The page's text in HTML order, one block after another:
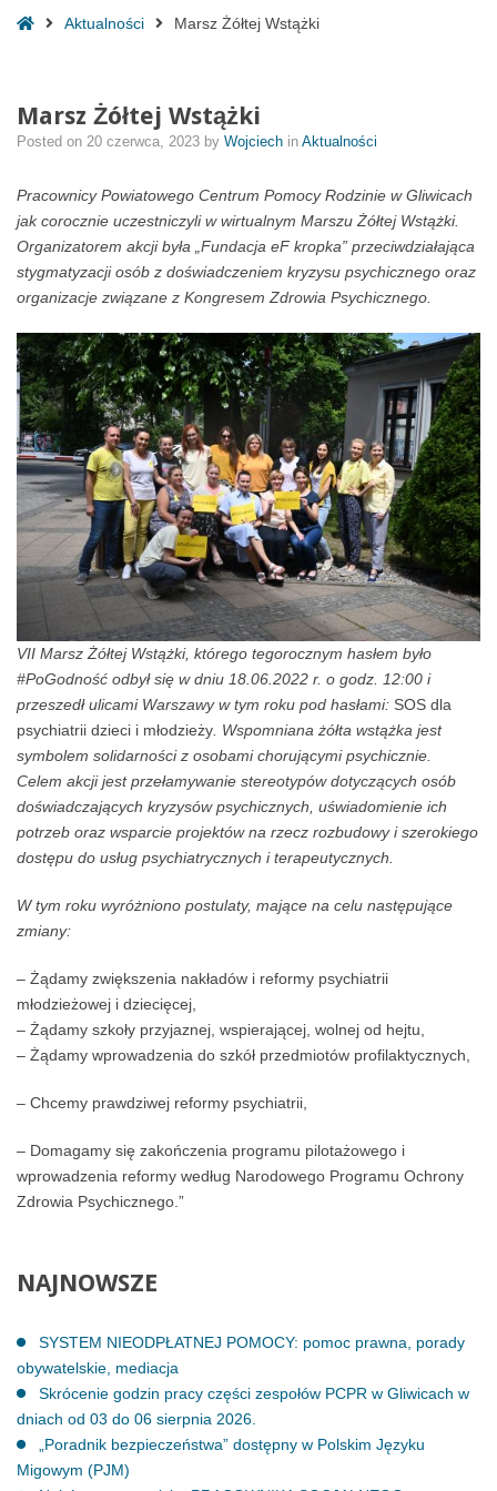
HomeAktualności Marsz Żółtej Wstążki
Marsz Żółtej Wstążki
Posted on 20 czerwca, 2023 by Wojciech in Aktualności
Pracownicy Powiatowego Centrum Pomocy Rodzinie w Gliwicach
jak corocznie uczestniczyli w wirtualnym Marszu Żółtej Wstążki.
Organizatorem akcji była „Fundacja eF kropka” przeciwdziałająca
stygmatyzacji osób z doświadczeniem kryzysu psychicznego oraz
organizacje związane z Kongresem Zdrowia Psychicznego.
VII Marsz Żółtej Wstążki, którego tegorocznym hasłem było
#PoGodność odbył się w dniu 18.06.2022 r. o godz. 12:00 i
przeszedł ulicami Warszawy w tym roku pod hasłami: SOS dla
psychiatrii dzieci i młodzieży . Wspomniana żółta wstążka jest
symbolem solidarności z osobami chorującymi psychicznie.
Celem akcji jest przełamywanie stereotypów dotyczących osób
doświadczających kryzysów psychicznych, uświadomienie ich
potrzeb oraz wsparcie projektów na rzecz rozbudowy i szerokiego
dostępu do usług psychiatrycznych i terapeutycznych.
W tym roku wyróżniono postulaty, mające na celu następujące
zmiany:
– Żądamy zwiększenia nakładów i reformy psychiatrii
młodzieżowej i dziecięcej,
– Żądamy szkoły przyjaznej, wspierającej, wolnej od hejtu,
– Żądamy wprowadzenia do szkół przedmiotów profilaktycznych,
– Chcemy prawdziwej reformy psychiatrii,
– Domagamy się zakończenia programu pilotażowego i
wprowadzenia reformy według Narodowego Programu Ochrony
Zdrowia Psychicznego.”
NAJNOWSZE
SYSTEM NIEODPŁATNEJ POMOCY: pomoc prawna, porady
obywatelskie, mediacja
Skrócenie godzin pracy części zespołów PCPR w Gliwicach w
dniach od 03 do 06 sierpnia 2026.
„Poradnik bezpieczeństwa” dostępny w Polskim Języku
Migowym (PJM)